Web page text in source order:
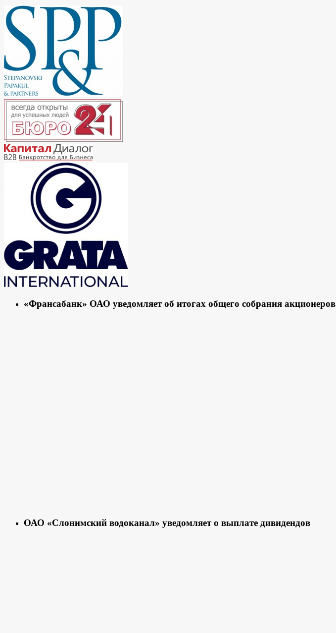
«Франсабанк» ОАО уведомляет об итогах общего собрания акционеров
ОАО «Слонимский водоканал» уведомляет о выплате дивидендов